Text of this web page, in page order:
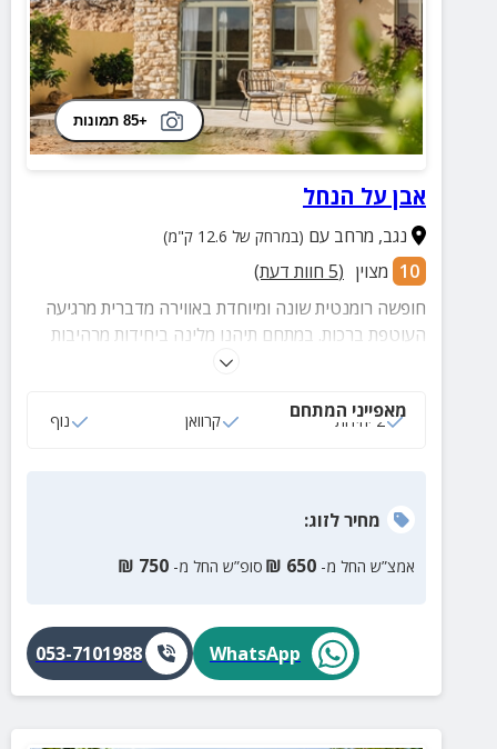
+85 תמונות
אבן על הנחל
נגב, מרחב עם (במרחק של 12.6 ק"מ)
10 מצוין (
5 חוות דעת)
חופשה רומנטית שונה ומיוחדת באווירה מדברית מרגיעה
העוטפת ברכות. במתחם תיהנו מלינה ביחידות מרהיבות
בעיצובן ואפשרות לטיפולים מפנקים.
מאפייני המתחם
2 יחידות קרוואן נוף
מחירלזוג:
אמצ”ש החל מ- 650
₪ סופ”ש החל מ- 750
₪
WhatsApp
053-7101988